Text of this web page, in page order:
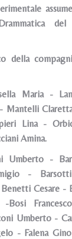
della
Maria -
Mantelli
Lina -
Amina.
Umberto -
-
Cesare -
-Bosi
Umberto -
- Falena